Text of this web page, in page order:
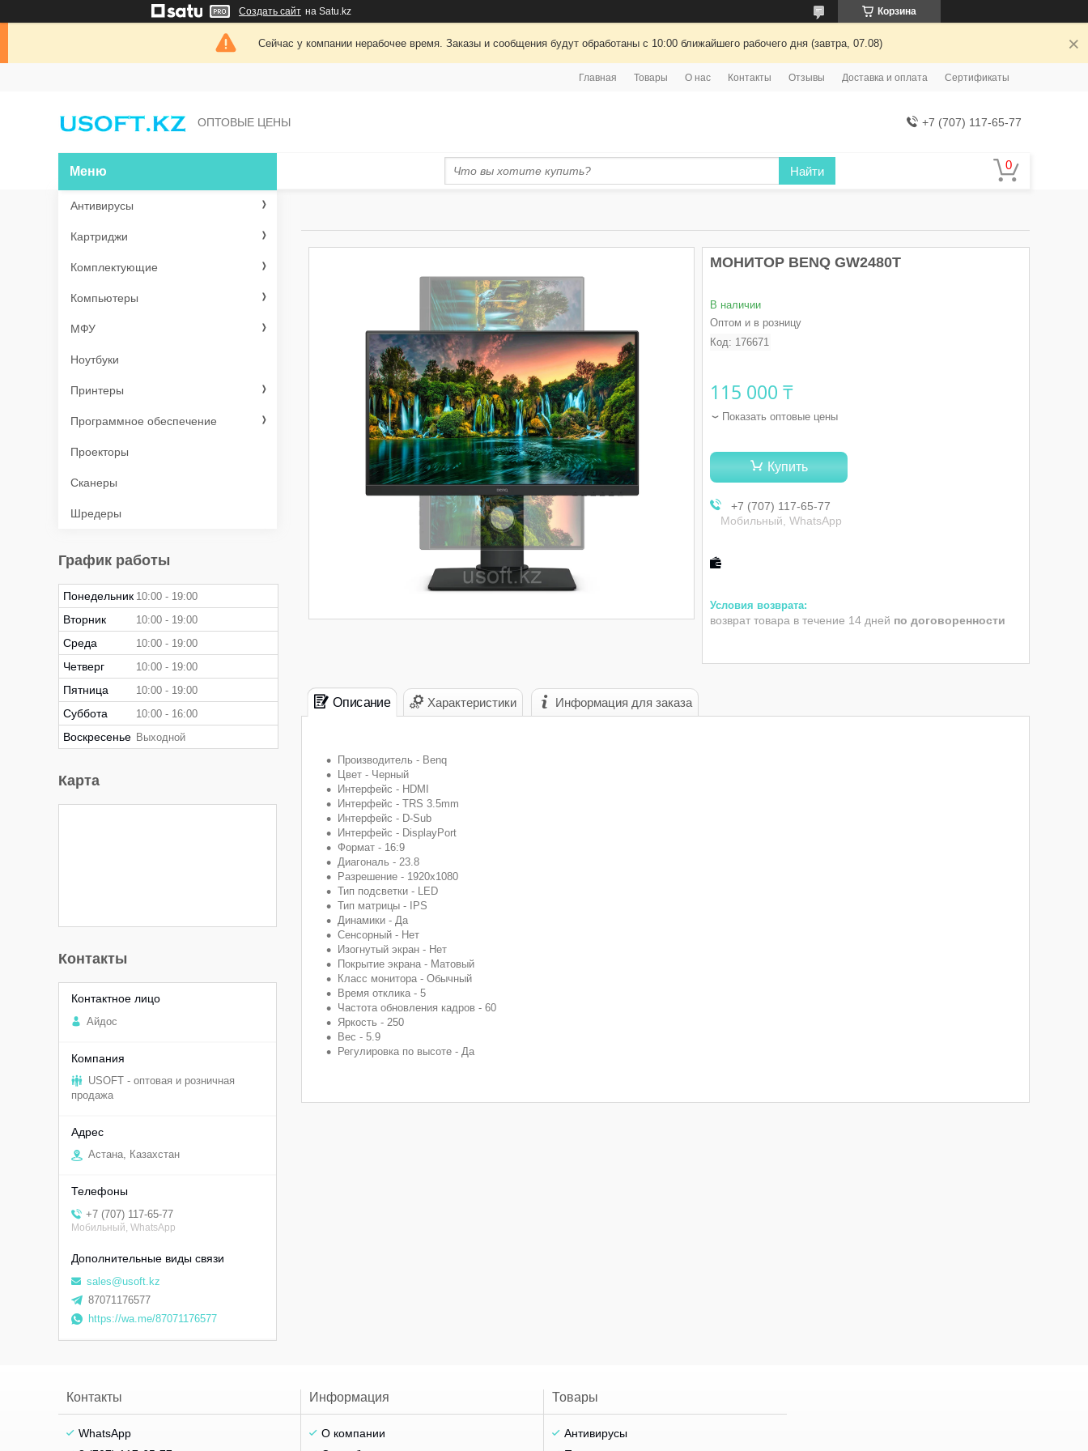
Создать сайт на Satu.kz Корзина
Сейчас у компании нерабочее время. Заказы и сообщения будут обработаны с 10:00 ближайшего рабочего дня (завтра, 07.08)
Главная Товары О нас Контакты Отзывы Доставка и оплата Сертификаты
ОПТОВЫЕ ЦЕНЫ +7 (707) 117-65-77
Найти
МОНИТОР BENQ GW2480T
В наличии
Оптом и в розницу
Код: 176671
115 000 ₸
Показать оптовые цены
Купить
+7 (707) 117-65-77
Мобильный, WhatsApp
возврат товара в течение 14 дней по договоренности
Описание Характеристики Информация для заказа
Производитель - Benq
Цвет - Черный
Интерфейс - HDMI
Интерфейс - TRS 3.5mm
Интерфейс - D-Sub
Интерфейс - DisplayPort
Формат - 16:9
Диагональ - 23.8
Разрешение - 1920x1080
Тип подсветки - LED
Тип матрицы - IPS
Динамики - Да
Сенсорный - Нет
Изогнутый экран - Нет
Покрытие экрана - Матовый
Класс монитора - Обычный
Время отклика - 5
Частота обновления кадров - 60
Яркость - 250
Вес - 5.9
Регулировка по высоте - Да
Антивирусы
Картриджи
Комплектующие
Компьютеры
МФУ
Ноутбуки
Принтеры
Программное обеспечение
Проекторы
Сканеры
Шредеры
График работы
Понедельник 10:00 19:00
Вторник 10:00 19:00
Среда 10:00 19:00
Четверг 10:00 19:00
Пятница 10:00 19:00
Суббота 10:00 16:00
Воскресенье Выходной
Карта
Контакты
Aйдоc
USOFT - оптовая и розничная
продажа
Астана, Казахстан
+7 (707) 117-65-77
Мобильный, WhatsApp
sales@usoft.kz
87071176577
https://wa.me/87071176577
Контакты
WhatsApp
Информация
О компании
Товары
Антивирусы